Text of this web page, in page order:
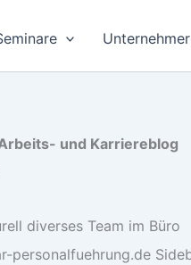
Unternehmer
und Karriereblog